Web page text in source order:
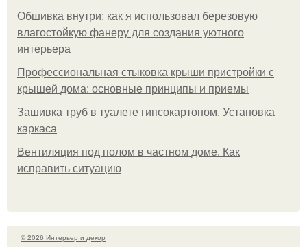
Обшивка внутри: как я использовал березовую
влагостойкую фанеру для создания уютного
интерьера
Профессиональная стыковка крыши пристройки с
крышей дома: основные принципы и приемы
Зашивка труб в туалете гипсокартоном. Установка
каркаса
Вентиляция под полом в частном доме. Как
исправить ситуацию
© 2026 Интерьер и декор